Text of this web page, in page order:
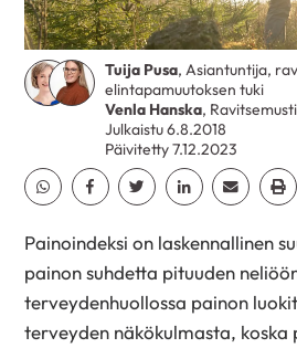
Tuija Pusa, Asiantuntija,
elintapamuutoksen tuki
Venla Hanska,
Julkaistu 6.8.2018
Päivitetty 7.12.2023
Jaa Whatsapp
Jaa Facebook
Jaa TwitterJaa Linkedin
Jaa Email
Jaa
Painoindeksi on laskennallinen
painon suhdetta pituuden
terveydenhuollossa painon
terveyden näkökulmasta, koska